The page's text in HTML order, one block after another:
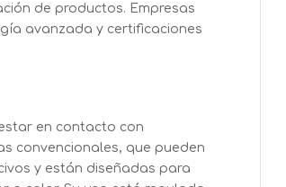
de productos. Empresas
avanzada y certificaciones
en contacto con
convencionales, que pueden
y están diseñadas para